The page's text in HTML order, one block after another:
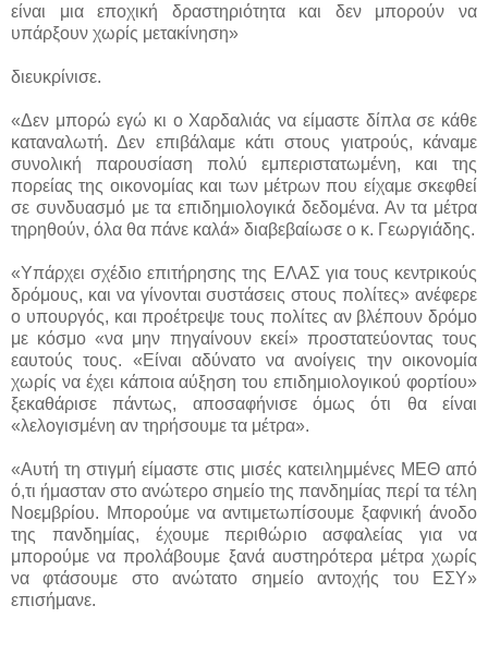
είναι μια εποχική δραστηριότητα και δεν μπορούν να
υπάρξουν χωρίς μετακίνηση»
διευκρίνισε.
«Δεν μπορώ εγώ κι ο Χαρδαλιάς να είμαστε δίπλα σε κάθε
καταναλωτή. Δεν επιβάλαμε κάτι στους γιατρούς, κάναμε
συνολική παρουσίαση πολύ εμπεριστατωμένη, και της
πορείας της οικονομίας και των μέτρων που είχαμε σκεφθεί
σε συνδυασμό με τα επιδημιολογικά δεδομένα. Αν τα μέτρα
τηρηθούν, όλα θα πάνε καλά» διαβεβαίωσε ο κ. Γεωργιάδης.
«Υπάρχει σχέδιο επιτήρησης της ΕΛΑΣ για τους κεντρικούς
δρόμους, και να γίνονται συστάσεις στους πολίτες» ανέφερε
ο υπουργός, και προέτρεψε τους πολίτες αν βλέπουν δρόμο
με κόσμο «να μην πηγαίνουν εκεί» προστατεύοντας τους
εαυτούς τους. «Είναι αδύνατο να ανοίγεις την οικονομία
χωρίς να έχει κάποια αύξηση του επιδημιολογικού φορτίου»
ξεκαθάρισε πάντως, αποσαφήνισε όμως ότι θα είναι
«λελογισμένη αν τηρήσουμε τα μέτρα».
«Αυτή τη στιγμή είμαστε στις μισές κατειλημμένες ΜΕΘ από
ό,τι ήμασταν στο ανώτερο σημείο της πανδημίας περί τα τέλη
Νοεμβρίου. Μπορούμε να αντιμετωπίσουμε ξαφνική άνοδο
της πανδημίας, έχουμε περιθώριο ασφαλείας για να
μπορούμε να προλάβουμε ξανά αυστηρότερα μέτρα χωρίς
να φτάσουμε στο ανώτατο σημείο αντοχής του ΕΣΥ»
επισήμανε.